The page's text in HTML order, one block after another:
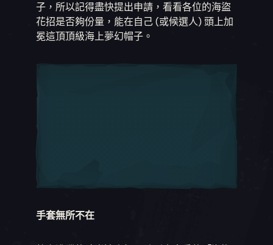
子，所以記得盡快提出申請，看看各位的海盜
花招是否夠份量，能在自己 (或候選人) 頭上加
冕這頂頂級海上夢幻帽子。
手套無所不在